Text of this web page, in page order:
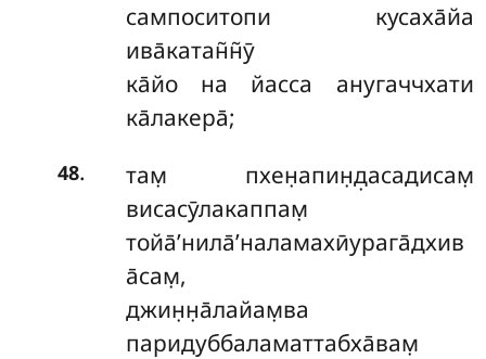
сампоситопи кусаха̄йа
ива̄катан̃н̃ӯ
ка̄йо на йасса анугаччхати
ка̄лакера̄;
48.
там̣ пхен̣апин̣д̣асадисам̣
висасӯлакаппам̣
тойа̄’нила̄’наламахӣурага̄дхив
а̄сам̣,
джин̣н̣а̄лайам̣ва
паридуббаламаттабха̄вам̣